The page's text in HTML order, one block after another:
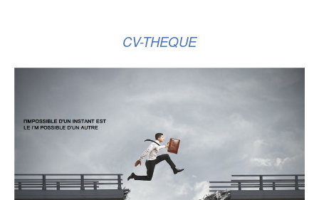
CV-THEQUE